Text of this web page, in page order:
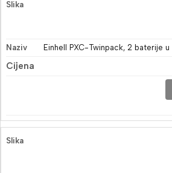
Einhell PXC-Twinpack, 2 baterije u